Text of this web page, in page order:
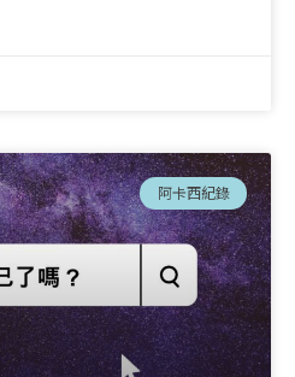
阿卡西紀錄